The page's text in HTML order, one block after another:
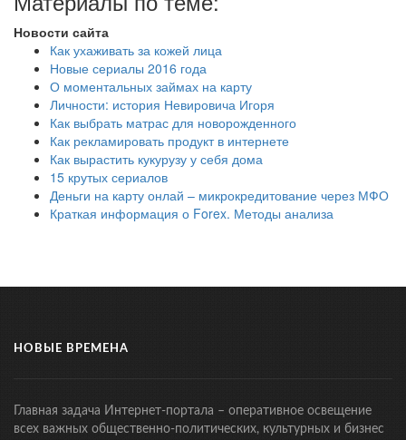
Новости сайта
Как ухаживать за кожей лица
Новые сериалы 2016 года
О моментальных займах на карту
Личности: история Невировича Игоря
Как выбрать матрас для новорожденного
Как рекламировать продукт в интернете
Как вырастить кукурузу у себя дома
15 крутых сериалов
Деньги на карту онлай – микрокредитование через МФО
Краткая информация о Forex. Методы анализа
НОВЫЕ ВРЕМЕНА
Главная задача Интернет-портала – оперативное освещение
всех важных общественно-политических, культурных и бизнес